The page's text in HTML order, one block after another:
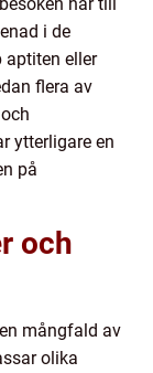
i de
aptiten eller
flera av
ytterligare en
på
och
mångfald av
olika